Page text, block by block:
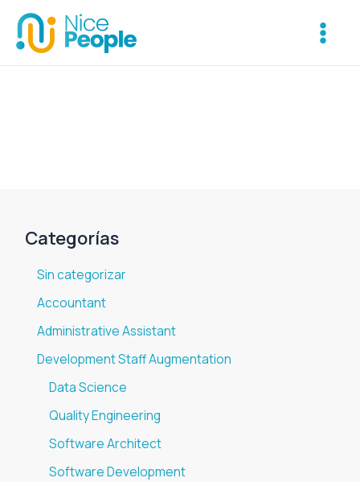
contenido
Menu
Categorías
Sin categorizar
Accountant
Administrative Assistant
Development Staff Augmentation
Data Science
Quality Engineering
Software Architect
Software Development